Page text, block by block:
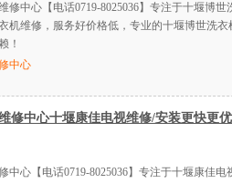
修中心【电话0719-8025036】专注于十堰博世
机维修，服务好价格低，专业的十堰博世洗衣
！
中心
修中心十堰康佳电视维修/安装更快更优
中心【电话0719-8025036】专注于十堰康佳电